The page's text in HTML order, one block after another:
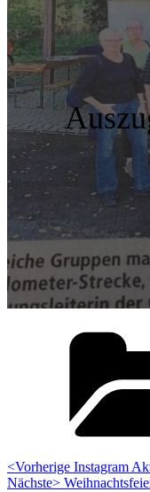
<Vorherige Vorheriger
Beitrag:
Instagram
Nächste> Nächster